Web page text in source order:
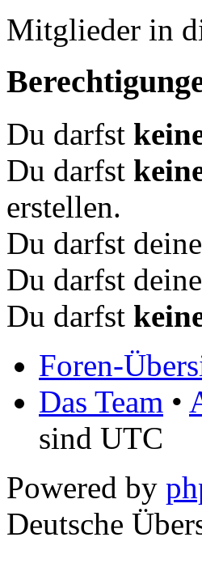
Mitglieder in
Du darfst
Du darfst
erstellen.
Du darfst
Du darfst
Du darfst
Foren-
Das Team •
sind UTC
Powered by
Deutsche